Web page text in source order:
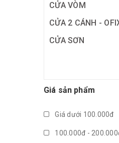
CỬA VÒM
CỬA 2 CÁNH -
CỬA SƠN
Giá sản phẩm
Giá dưới 100.000đ
100.000đ -